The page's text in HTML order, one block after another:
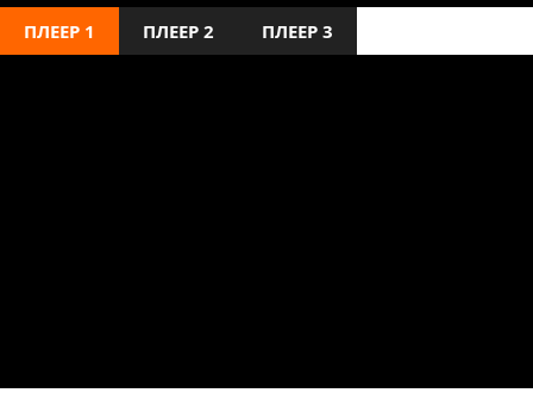
ПЛЕЕР 1 ПЛЕЕР 2 ПЛЕЕР 3